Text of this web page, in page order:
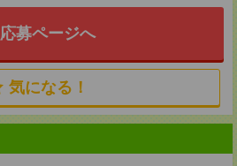
応募ページへ
気になる！